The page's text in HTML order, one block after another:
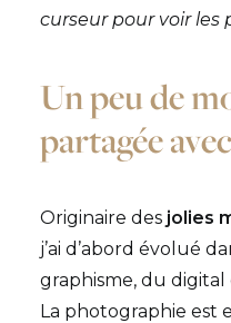
curseur pour voir les
Un peu de
partagée
Originaire des jolies
j’ai d’abord évolué
graphisme, du
La photographie est